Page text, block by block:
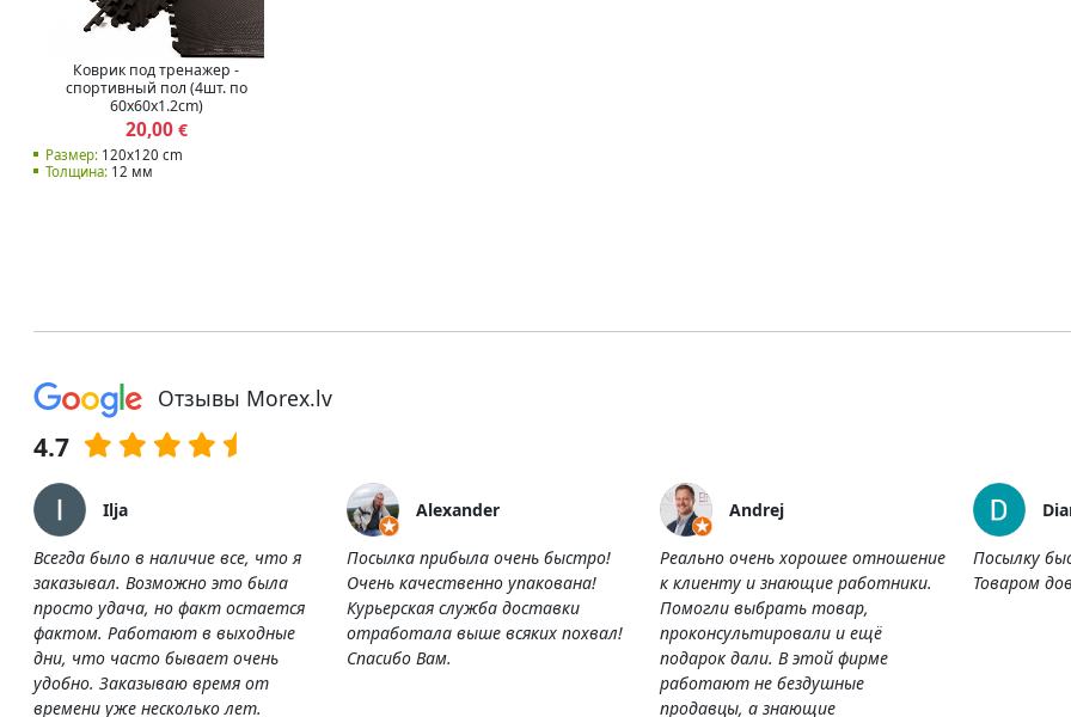
Коврик под тренажер -
спортивный пол (4шт. по
60x60x1.2cm)
20,00€
Размер:120x120 cm
Толщина:12 мм
Отзывы Morex.lv
4.7
Ilja
Всегда было в наличие все, что я
заказывал. Возможно это была
просто удача, но факт остается
фактом. Работают в выходные
дни, что часто бывает очень
удобно. Заказываю время от
времени уже несколько лет.
Alexander
Посылка прибыла очень быстро!
Очень качественно упакована!
Курьерская служба доставки
отработала выше всяких похвал!
Спасибо Вам.
Andrej
Реально очень хорошее отношение
к клиенту и знающие работники.
Помогли выбрать товар,
проконсультировали и ещё
подарок дали. В этой фирме
работают не бездушные
продавцы, а знающие
Посылку
Товаром